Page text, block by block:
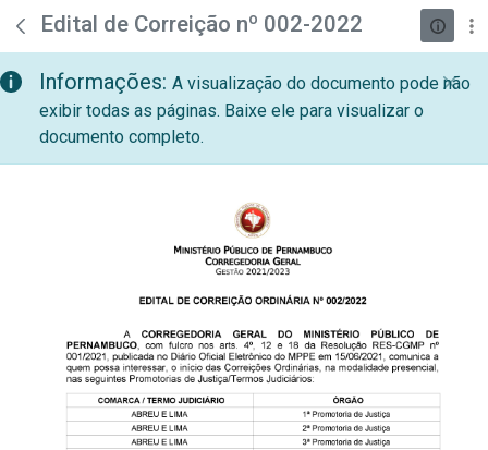
Pular para o Conteúdo principal
teste descricao
Edital de Correição nº 002-2022
Informações: A visualização do documento pode não
exibir todas as páginas. Baixe ele para visualizar o
documento completo.